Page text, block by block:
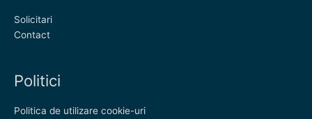
Solicitari
Contact
Politici
Politica de utilizare cookie-uri